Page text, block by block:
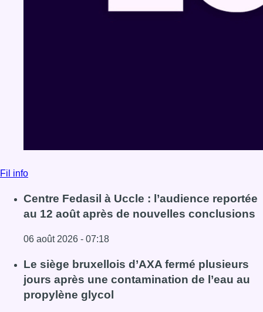
Fil info
Centre Fedasil à Uccle : l’audience reportée
au 12 août après de nouvelles conclusions
06 août 2026 - 07:18
Lire l'article Centre Fedasil à Uccle : l’audience
Le siège bruxellois d’AXA fermé plusieurs
jours après une contamination de l’eau au
propylène glycol